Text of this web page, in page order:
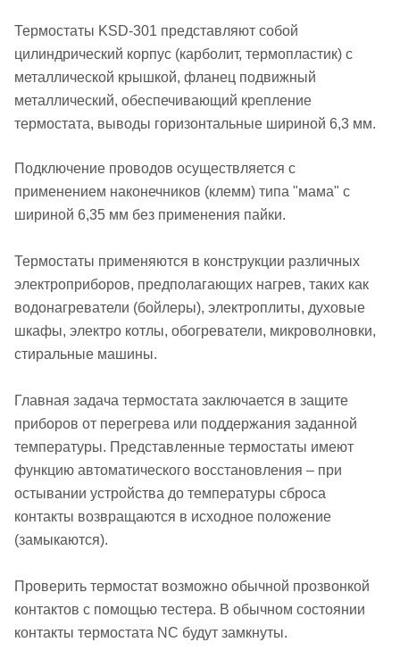
Термостаты KSD-301 представляют собой
цилиндрический корпус (карболит, термопластик) с
металлической крышкой, фланец подвижный
металлический, обеспечивающий крепление
термостата, выводы горизонтальные шириной 6,3 мм.
Подключение проводов осуществляется с
применением наконечников (клемм) типа "мама" с
шириной 6,35 мм без применения пайки.
Термостаты применяются в конструкции различных
электроприборов, предполагающих нагрев, таких как
водонагреватели (бойлеры), электроплиты, духовые
шкафы, электро котлы, обогреватели, микроволновки,
стиральные машины.
Главная задача термостата заключается в защите
приборов от перегрева или поддержания заданной
температуры. Представленные термостаты имеют
функцию автоматического восстановления – при
остывании устройства до температуры сброса
контакты возвращаются в исходное положение
(замыкаются).
Проверить термостат возможно обычной прозвонкой
контактов с помощью тестера. В обычном состоянии
контакты термостата NC будут замкнуты.